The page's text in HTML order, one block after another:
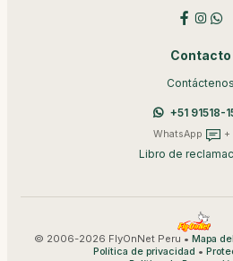
Contacto
Contáctenos
+51 91518-
WhatsApp +
Libro de
© 2006-2026 FlyOnNet Peru • Mapa
Política de privacidad •